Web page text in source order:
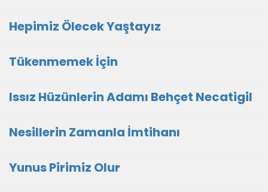
Hepimiz Ölecek Yaştayız
Tükenmemek İçin
Issız Hüzünlerin Adamı Behçet Necatigil
Nesillerin Zamanla İmtihanı
Yunus Pirimiz Olur